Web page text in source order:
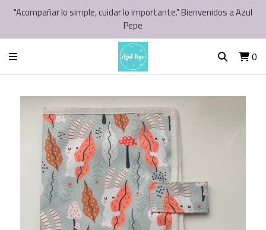
"Acompañar lo simple, cuidar lo importante." Bienvenidos a Azul
Pepe
0